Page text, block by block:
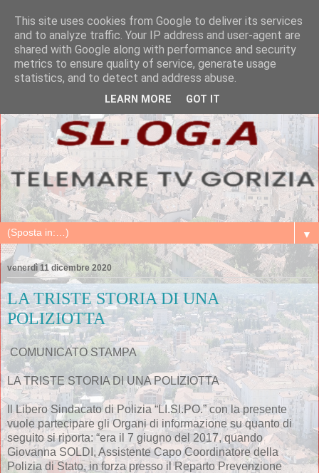
▼
venerdì 11 dicembre 2020
LA TRISTE STORIA DI UNA
POLIZIOTTA
COMUNICATO STAMPA
LA TRISTE STORIA DI UNA POLIZIOTTA
Il Libero Sindacato di Polizia “LI.SI.PO.” con la presente
vuole partecipare gli Organi di informazione su quanto di
seguito si riporta: “era il 7 giugno del 2017, quando
Giovanna SOLDI, Assistente Capo Coordinatore della
Polizia di Stato, in forza presso il Reparto Prevenzione
This site uses cookies from Google to deliver its services
and to analyze traffic. Your IP address and user-agent are
shared with Google along with performance and security
metrics to ensure quality of service, generate usage
statistics, and to detect and address abuse.
LEARN MORE GOT IT